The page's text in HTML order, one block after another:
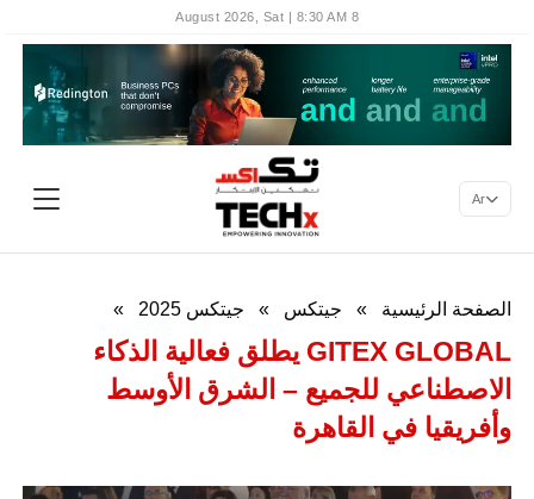
8 August 2026, Sat | 8:30 AM
Ar
الصفحة الرئيسية » جيتكس » جيتكس 2025 »
GITEX GLOBAL يطلق فعالية الذكاء
الاصطناعي للجميع – الشرق الأوسط
وأفريقيا في القاهرة